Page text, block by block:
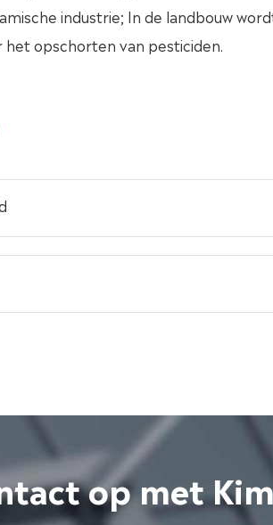
industrie; In de landbouw
opschorten van pesticiden.
op met